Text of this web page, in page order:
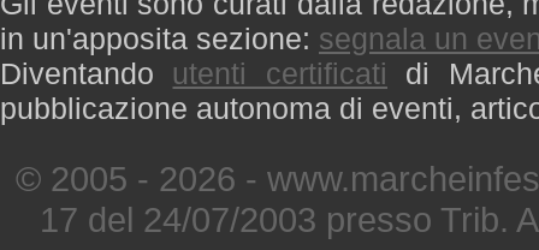
in un'apposita sezione: segnala un
Diventando utenti certificati di
pubblicazione autonoma di eventi,
© 2005 - 2026 -
17 del 24/07/2003 presso Trib.